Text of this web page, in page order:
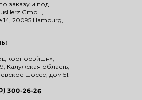
заказу и под
GmbH,
14, 20095 Hamburg,
300-26-26
корпорэйшн»,
Калужская область,
шоссе, дом 51.